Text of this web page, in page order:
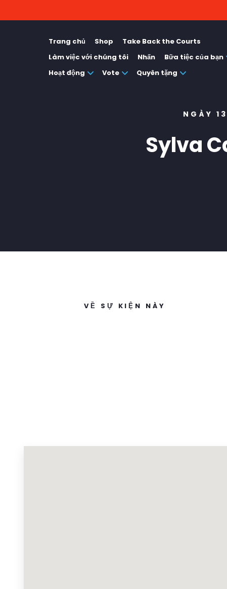
Trang chủ Shop
Take Back the Courts
Làm việc với chúng tôi
Nhấn
Bữa tiệc của bạn
Hoạt động
Vote Quyên tặng
NGÀY
Sylva
VỀ SỰ KIỆN NÀY